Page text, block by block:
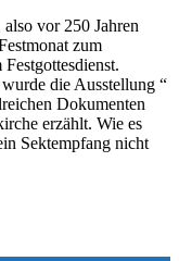
vor 250 Jahren
zum
die Ausstellung “
Dokumenten
erzählt. Wie es
Sektempfang nicht